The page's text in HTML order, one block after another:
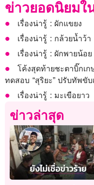
ข่าวยอดนิยมใ
เรื่องน่ารู้ : ผักแขยง
เรื่องน่ารู้ : กล้วยน้ำว้า
เรื่องน่ารู้ : ผักพายน้อย
โค้งสุดท้ายชะตาบิ๊กเ
ทดสอบ “สุริยะ” ปรับทัพขั
เรื่องน่ารู้ : มะเขือยาว
ข่าวล่าสุด